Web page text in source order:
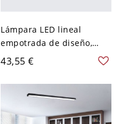
Lámpara LED lineal
empotrada de diseño,
plafón arquitectónico
para oficina, cocina o
pasillo - Negro 110 A 120
V 60,96 cm Blanco
43,55 €